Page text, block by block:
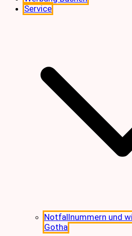
Service
Notfallnummern und
Gotha